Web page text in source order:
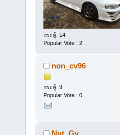
กระทู้: 14
Popular Vote : 2
non_cv96
กระทู้: 9
Popular Vote : 0
Nut_Gv